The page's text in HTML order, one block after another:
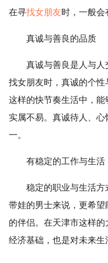
在寻找女朋友时，一般会
真诚与善良的品质
真诚与善良是人与
找女朋友时，真诚的个
这样的快节奏生活中，
实属不易。真诚待人、
一。
有稳定的工作与生活
稳定的职业与生活
带娃的男士来说，更希
的伴侣。在天津市这样
经济基础，也是对未来生